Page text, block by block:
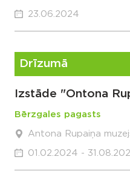
23.06.2024
Drīzumā
Izstāde "Ontona
Bērzgales pagasts
Antona Rupaiņa
01.02.2024 -